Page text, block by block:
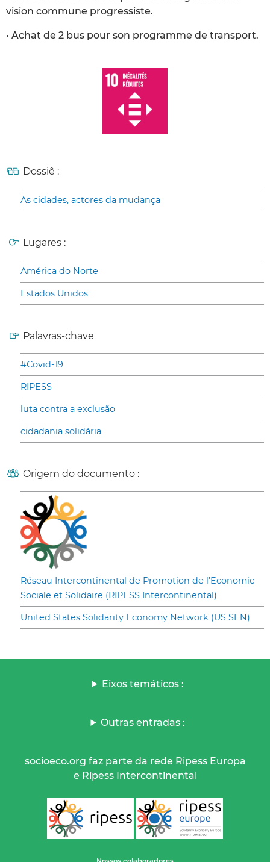
vision commune progressiste.
• Achat de 2 bus pour son programme de transport.
Dossiê :
As cidades, actores da mudança
Lugares :
América do Norte
Estados Unidos
Palavras-chave
#Covid-19
RIPESS
luta contra a exclusão
cidadania solidária
Origem do documento :
Réseau Intercontinental de Promotion de l’Economie
Sociale et Solidaire (RIPESS Intercontinental)
United States Solidarity Economy Network (US SEN)
Eixos temáticos :
Outras entradas :
socioeco.org faz parte da rede Ripess Europa
e Ripess Intercontinental